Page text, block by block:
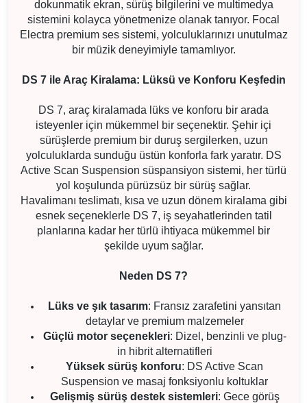
dokunmatik ekran, sürüş bilgilerini ve multimedya
sistemini kolayca yönetmenize olanak tanıyor. Focal
Electra premium ses sistemi, yolculuklarınızı unutulmaz
bir müzik deneyimiyle tamamlıyor.
DS 7 ile Araç Kiralama: Lüksü ve Konforu Keşfedin
DS 7, araç kiralamada lüks ve konforu bir arada
isteyenler için mükemmel bir seçenektir. Şehir içi
sürüşlerde premium bir duruş sergilerken, uzun
yolculuklarda sunduğu üstün konforla fark yaratır. DS
Active Scan Suspension süspansiyon sistemi, her türlü
yol koşulunda pürüzsüz bir sürüş sağlar.
Havalimanı teslimatı, kısa ve uzun dönem kiralama gibi
esnek seçeneklerle DS 7, iş seyahatlerinden tatil
planlarına kadar her türlü ihtiyaca mükemmel bir
şekilde uyum sağlar.
Neden DS 7?
Lüks ve şık tasarım: Fransız zarafetini yansıtan
detaylar ve premium malzemeler
Güçlü motor seçenekleri: Dizel, benzinli ve plug-
in hibrit alternatifleri
Yüksek sürüş konforu: DS Active Scan
Suspension ve masaj fonksiyonlu koltuklar
Gelişmiş sürüş destek sistemleri: Gece görüş